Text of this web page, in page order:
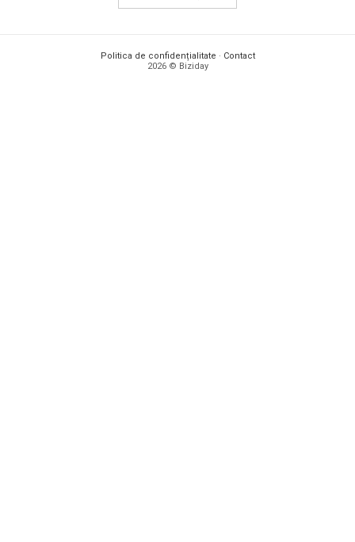
Politica de confidențialitate · Contact
2026 © Biziday